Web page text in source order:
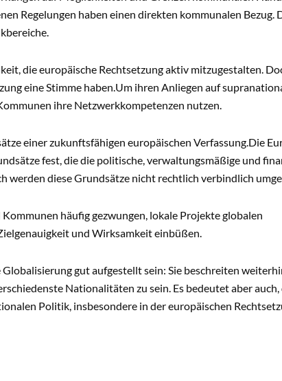
Regelungen haben einen direkten kommunalen Bezug.
die europäische Rechtsetzung aktiv mitzugestalten.
eine Stimme haben.Um ihren Anliegen auf
ihre Netzwerkkompetenzen nutzen.
einer zukunftsfähigen europäischen Verfassung.Die
fest, die die politische, verwaltungsmäßige und
werden diese Grundsätze nicht rechtlich verbindlich
häufig gezwungen, lokale Projekte globalen
und Wirksamkeit einbüßen.
gut aufgestellt sein: Sie beschreiten
Nationalitäten zu sein. Es bedeutet aber auch,
Politik, insbesondere in der europäischen